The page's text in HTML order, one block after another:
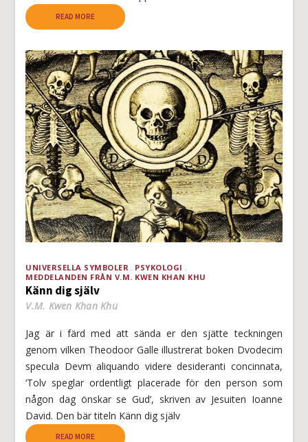
READ MORE
UNIVERSELLA SYMBOLER
PSYKOLOGI
MEDDELANDEN FRÅN V.M. KWEN KHAN KHU
Känn dig själv
V.M. Kwen Khan Khu
Jag är i färd med att sända er den sjätte teckningen
genom vilken Theodoor Galle illustrerat boken Dvodecim
specula Devm aliquando videre desideranti concinnata,
‘Tolv speglar ordentligt placerade för den person som
någon dag önskar se Gud’, skriven av Jesuiten Ioanne
Davi­d. Den bär titeln Känn dig själv
READ MORE